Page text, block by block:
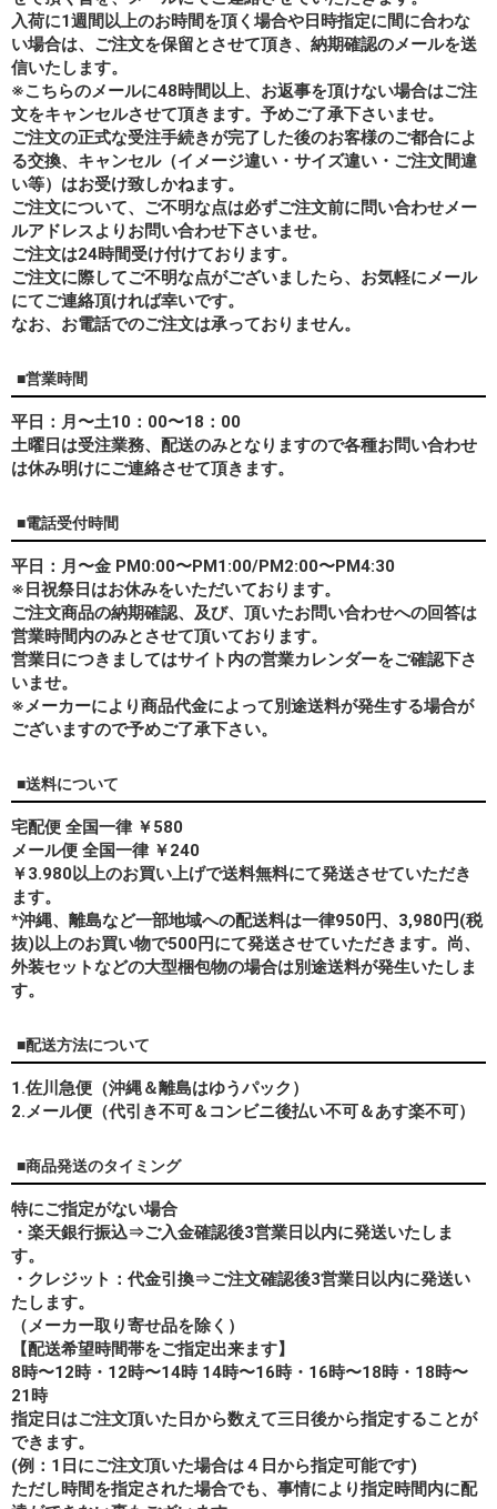
入荷に1週間以上のお時間を頂く場合や日時指定に間に合わな
い場合は、ご注文を保留とさせて頂き、納期確認のメールを送
信いたします。
※こちらのメールに48時間以上、お返事を頂けない場合はご注
文をキャンセルさせて頂きます。予めご了承下さいませ。
ご注文の正式な受注手続きが完了した後のお客様のご都合によ
る交換、キャンセル（イメージ違い・サイズ違い・ご注文間違
い等）はお受け致しかねます。
ご注文について、ご不明な点は必ずご注文前に問い合わせメー
ルアドレスよりお問い合わせ下さいませ。
ご注文は24時間受け付けております。
ご注文に際してご不明な点がございましたら、お気軽にメール
にてご連絡頂ければ幸いです。
なお、 お電話でのご注文は承っておりません。
■営業時間
平日：月〜土10：00〜18：00
土曜日は受注業務、配送のみとなりますので各種お問い合わせ
は休み明けにご連絡させて頂きます。
■電話受付時間
平日：月〜金 PM0:00〜PM1:00/PM2:00〜PM4:30
※日祝祭日はお休みをいただいております。
ご注文商品の納期確認、及び、頂いたお問い合わせへの回答は
営業時間内のみとさせて頂いております。
営業日につきましてはサイト内の営業カレンダーをご確認下さ
いませ。
※メーカーにより商品代金によって別途送料が発生する場合が
ございますので予めご了承下さい。
■送料について
宅配便 全国一律 ￥580
メール便 全国一律 ￥240
￥3.980以上のお買い上げで送料無料にて発送させていただき
ます。
*沖縄、離島など一部地域への配送料は一律950円、3,980円(税
抜)以上のお買い物で500円にて発送させていただきます。尚、
外装セットなどの大型梱包物の場合は別途送料が発生いたしま
す。
■配送方法について
1.佐川急便（沖縄＆離島はゆうパック）
2.メール便（代引き不可＆コンビニ後払い不可＆あす楽不可）
■商品発送のタイミング
特にご指定がない場合
・楽天銀行振込⇒ご入金確認後3営業日以内に発送いたしま
す。
・クレジット：代金引換⇒ご注文確認後3営業日以内に発送い
たします。
（メーカー取り寄せ品を除く）
【配送希望時間帯をご指定出来ます】
8時〜12時・12時〜14時 14時〜16時・16時〜18時・18時〜
21時
指定日はご注文頂いた日から数えて三日後から指定することが
できます。
(例：1日にご注文頂いた場合は４日から指定可能です)
ただし時間を指定された場合でも、事情により指定時間内に配